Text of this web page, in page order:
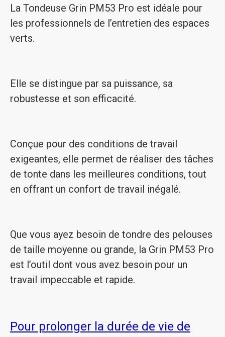
La Tondeuse Grin PM53 Pro est idéale pour
les professionnels de l’entretien des espaces
verts.
Elle se distingue par sa puissance, sa
robustesse et son efficacité.
Conçue pour des conditions de travail
exigeantes, elle permet de réaliser des tâches
de tonte dans les meilleures conditions, tout
en offrant un confort de travail inégalé.
Que vous ayez besoin de tondre des pelouses
de taille moyenne ou grande, la Grin PM53 Pro
est l’outil dont vous avez besoin pour un
travail impeccable et rapide.
Pour prolonger la durée de vie de